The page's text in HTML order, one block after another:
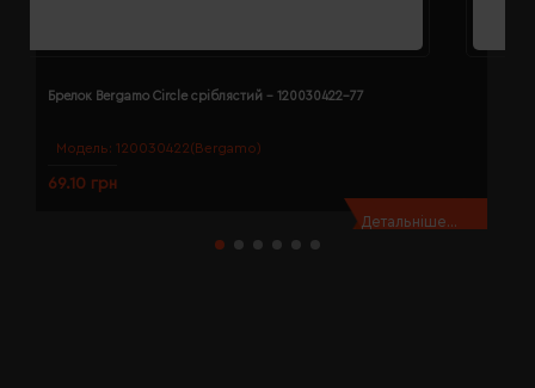
Модель: 120030422(Bergamo)
Брелок Bergamo Circle сріблястий - 120030422-77
69.10 грн
Детальніше...